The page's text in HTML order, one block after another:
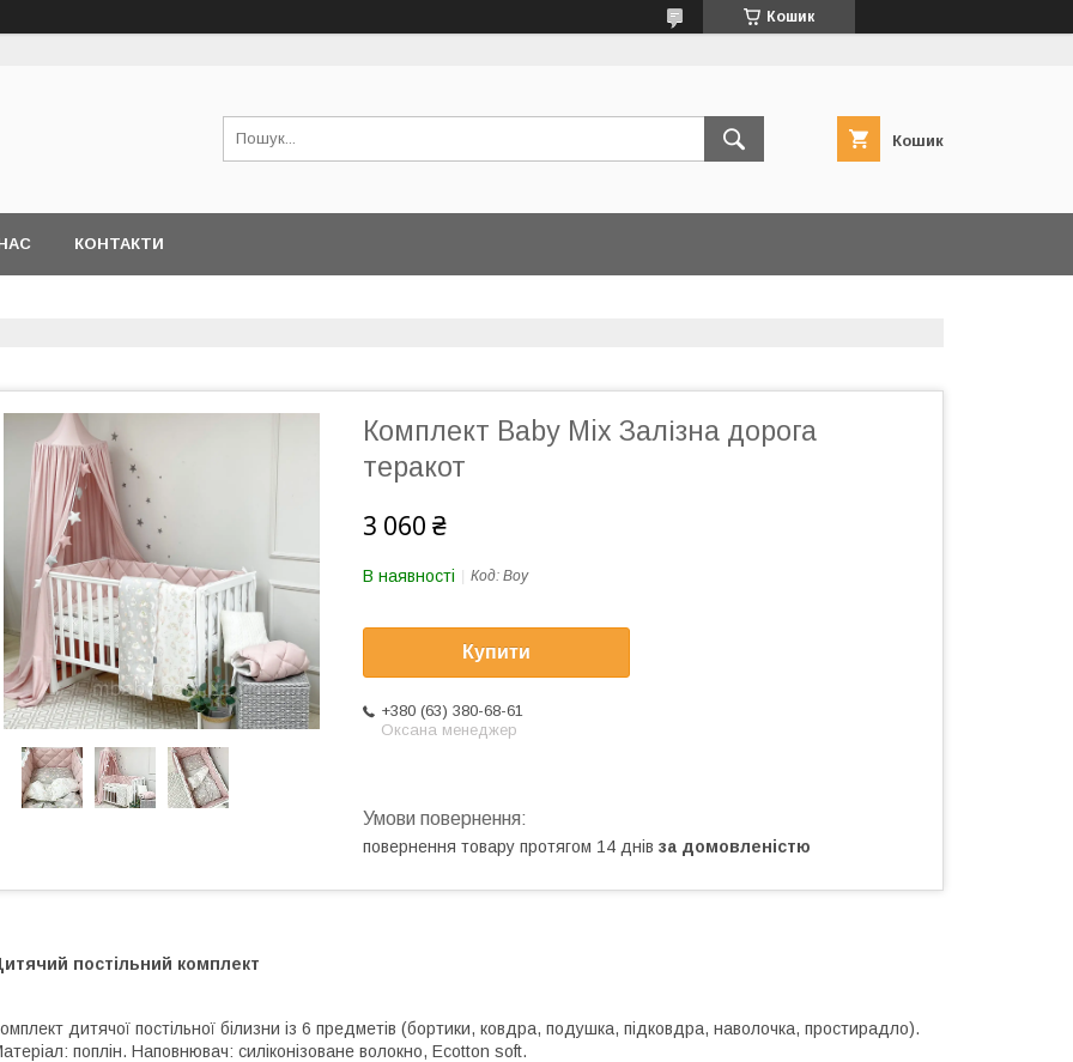
Кошик
Кошик
КОНТАКТИ
Комплект Baby Mix Залізна дорога
теракот
3 060 ₴
В наявності Код: Boy
Купити
+380 (63) 380-68-61
Оксана менеджер
повернення товару протягом 14 днів за домовленістю
постільний комплект
дитячої постільної білизни із 6 предметів (бортики, ковдра, подушка, підковдра, наволочка, простирадло).
поплін. Наповнювач: силіконізоване волокно, Ecotton soft.